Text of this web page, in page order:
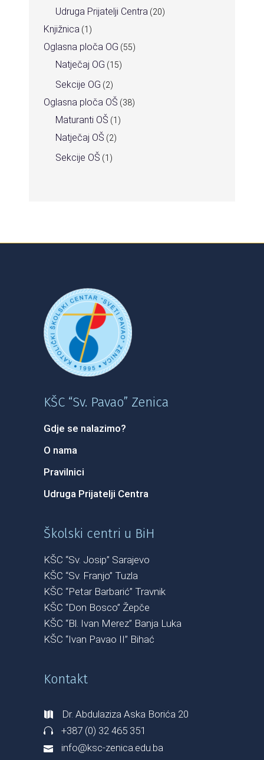
Udruga Prijatelji Centra (20)
Knjižnica (1)
Oglasna ploča OG (55)
Natječaj OG (15)
Sekcije OG (2)
Oglasna ploča OŠ (38)
Maturanti OŠ (1)
Natječaj OŠ (2)
Sekcije OŠ (1)
KŠC “Sv. Pavao” Zenica
Gdje se nalazimo?
O nama
Pravilnici
Udruga Prijatelji Centra
Školski centri u BiH
KŠC “Sv. Josip” Sarajevo
KŠC “Sv. Franjo” Tuzla
KŠC “Petar Barbarić” Travnik
KŠC “Don Bosco” Žepče
KŠC “Bl. Ivan Merez” Banja Luka
KŠC “Ivan Pavao II” Bihać
Kontakt
Dr. Abdulaziza Aska Borića 20
+387 (0) 32 465 351
info@ksc-zenica.edu.ba